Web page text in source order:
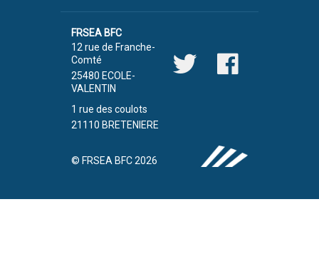
FRSEA BFC
12 rue de Franche-
Comté
25480 ECOLE-
VALENTIN
1 rue des coulots
21110 BRETENIERE
© FRSEA BFC 2026